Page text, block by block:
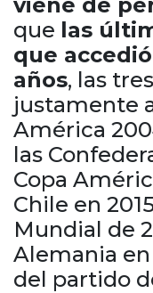
que las
que
años, las
justamente
América
las
Copa
Chile en
Mundial de
Alemania
del partido